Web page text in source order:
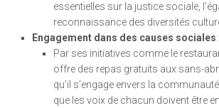
essentielles sur la justice sociale,
reconnaissance des diversités
Engagement dans des causes sociales:
Par ses initiatives comme le
offre des repas gratuits aux sans-
qu’il s’engage envers la
que les voix de chacun doivent être